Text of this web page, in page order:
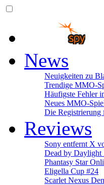
News
Neuigkeiten zu
Trendige MMO-
Häufigste Fehler
Neues MMO-
Die Registrierung
Reviews
Sony entfernt X
Dead by Daylight
Phantasy Star
Eligella Cup #24
Scarlet Nexus